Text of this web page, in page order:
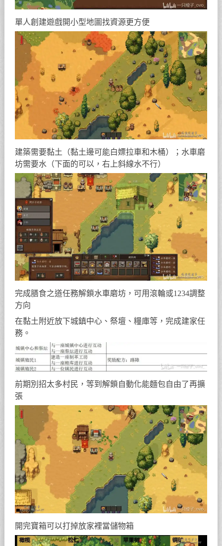
單人創建遊戲開小型地圖找資源更方便
建築需要黏土（黏土邊可能白嫖拉車和木桶）；水車磨
坊需要水（下面的可以，右上斜線水不行）
完成膳食之道任務解鎖水車磨坊，可用滾輪或1234調整
方向
在黏土附近放下城鎮中心、祭壇、糧庫等，完成建家任
務。
前期別招太多村民，等到解鎖自動化能麵包自由了再擴
張
開完寶箱可以打掉放家裡當儲物箱